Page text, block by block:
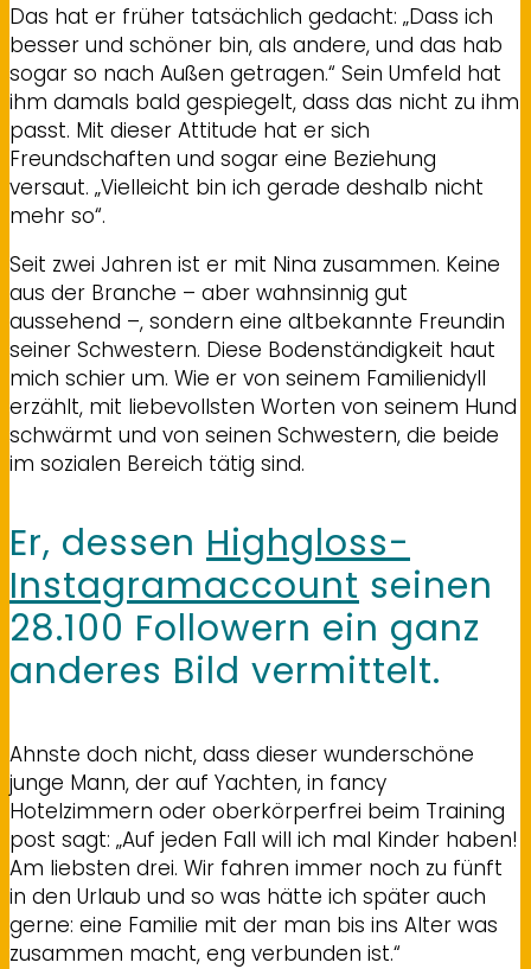
Das hat er früher tatsächlich gedacht: „Dass ich
besser und schöner bin, als andere, und das hab
sogar so nach Außen getragen.“ Sein Umfeld hat
ihm damals bald gespiegelt, dass das nicht zu ihm
passt. Mit dieser Attitude hat er sich
Freundschaften und sogar eine Beziehung
versaut. „Vielleicht bin ich gerade deshalb nicht
mehr so“.
Seit zwei Jahren ist er mit Nina zusammen. Keine
aus der Branche – aber wahnsinnig gut
aussehend –, sondern eine altbekannte Freundin
seiner Schwestern. Diese Bodenständigkeit haut
mich schier um. Wie er von seinem Familienidyll
erzählt, mit liebevollsten Worten von seinem Hund
schwärmt und von seinen Schwestern, die beide
im sozialen Bereich tätig sind.
Er, dessen Highgloss-
Instagramaccount seinen
28.100 Followern ein ganz
anderes Bild vermittelt.
Ahnste doch nicht, dass dieser wunderschöne
junge Mann, der auf Yachten, in fancy
Hotelzimmern oder oberkörperfrei beim Training
post sagt: „Auf jeden Fall will ich mal Kinder haben!
Am liebsten drei. Wir fahren immer noch zu fünft
in den Urlaub und so was hätte ich später auch
gerne: eine Familie mit der man bis ins Alter was
zusammen macht, eng verbunden ist.“